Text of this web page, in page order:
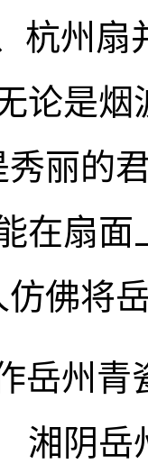
杭州扇
论是烟
秀丽的
在扇面
仿佛将
岳州青
湘阴岳